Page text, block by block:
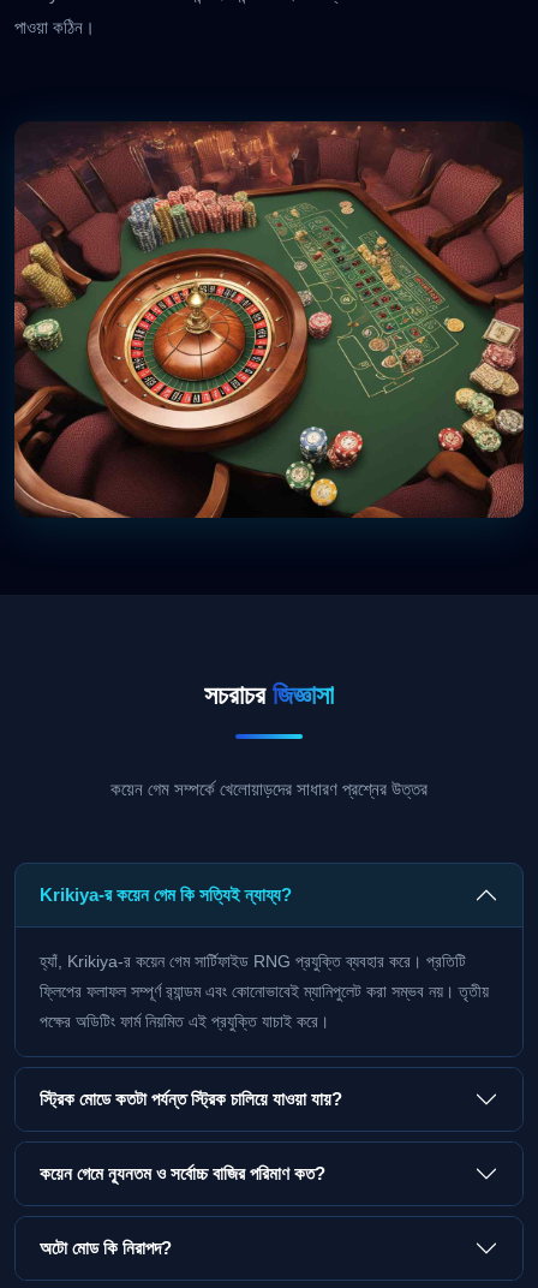
পাওয়া কঠিন।
সচরাচর জিজ্ঞাসা
কয়েন গেম সম্পর্কে খেলোয়াড়দের সাধারণ প্রশ্নের উত্তর
Krikiya-র কয়েন গেম কি সত্যিই ন্যায্য?
হ্যাঁ, Krikiya-র কয়েন গেম সার্টিফাইড RNG প্রযুক্তি ব্যবহার করে। প্রতিটি
ফ্লিপের ফলাফল সম্পূর্ণ র‍্যান্ডম এবং কোনোভাবেই ম্যানিপুলেট করা সম্ভব নয়। তৃতীয়
পক্ষের অডিটিং ফার্ম নিয়মিত এই প্রযুক্তি যাচাই করে।
স্ট্রিক মোডে কতটা পর্যন্ত স্ট্রিক চালিয়ে যাওয়া যায়?
কয়েন গেমে ন্যূনতম ও সর্বোচ্চ বাজির পরিমাণ কত?
অটো মোড কি নিরাপদ?